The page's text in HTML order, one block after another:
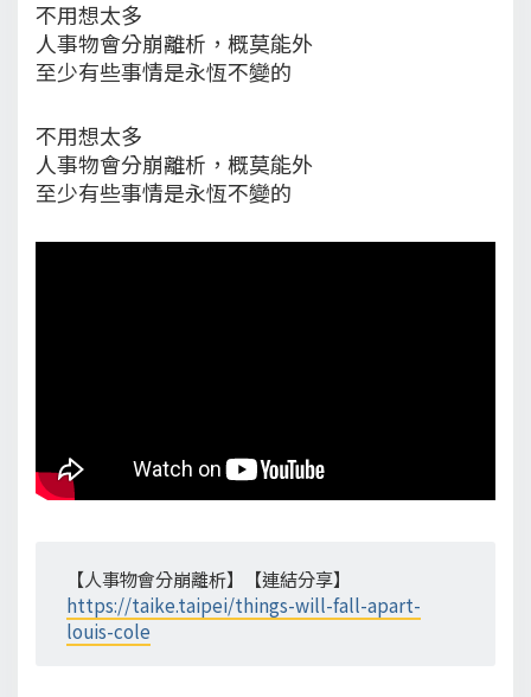
不用想太多
人事物會分崩離析，概莫能外
至少有些事情是永恆不變的
不用想太多
人事物會分崩離析，概莫能外
至少有些事情是永恆不變的
【人事物會分崩離析】【連結分享】
https://taike.taipei/things-will-fall-apart-
louis-cole